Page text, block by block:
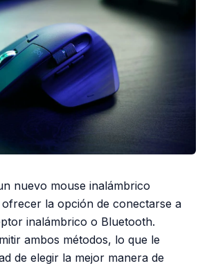
nuevo mouse inalámbrico
la opción de conectarse a
inalámbrico o Bluetooth.
ambos métodos, lo que le
de elegir la mejor manera de